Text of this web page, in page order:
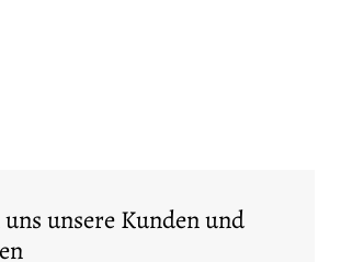
uns unsere Kunden und